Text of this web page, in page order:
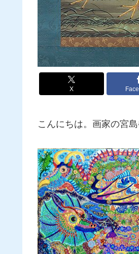
X
こんにちは。画家の宮島